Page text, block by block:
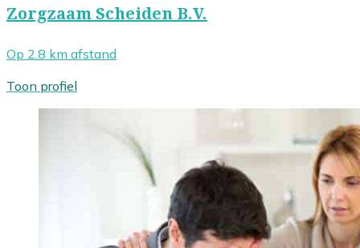
Zorgzaam Scheiden B.V.
Op 2.8 km afstand
Toon profiel